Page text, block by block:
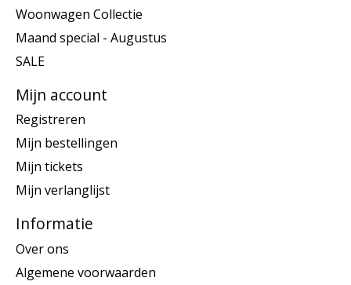
Woonwagen Collectie
Maand special - Augustus
SALE
Mijn account
Registreren
Mijn bestellingen
Mijn tickets
Mijn verlanglijst
Informatie
Over ons
Algemene voorwaarden